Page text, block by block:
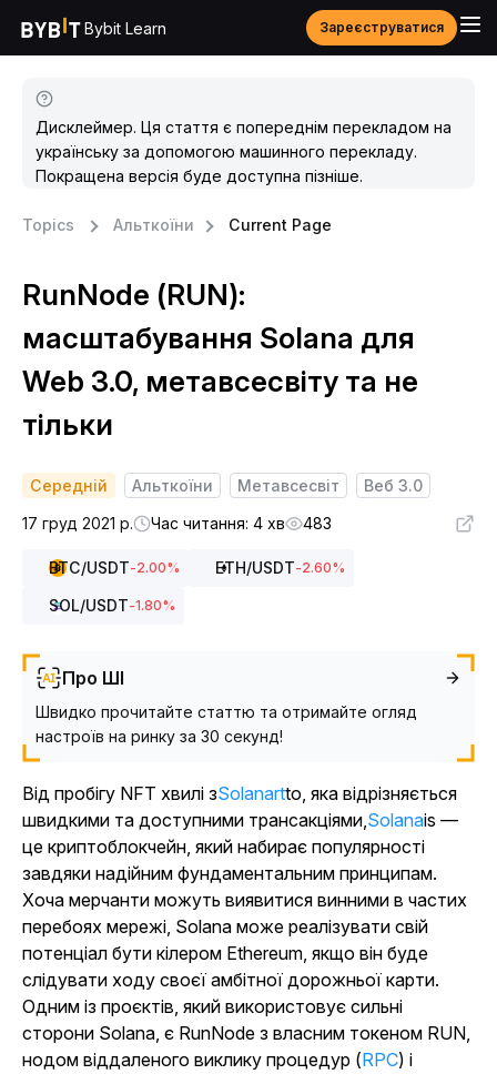
Bybit Learn Зареєструватися
Дисклеймер. Ця стаття є попереднім перекладом на
українську за допомогою машинного перекладу.
Покращена версія буде доступна пізніше.
Topics Альткоїни Current Page
RunNode (RUN):
масштабування Solana для
Web 3.0, метавсесвіту та не
тільки
Середній Альткоїни Метавсесвіт
Веб 3.0
17 груд 2021 р.
Час читання: 4 хв 483
BTC/USDT-2.00% ETH/USDT-2.60%
SOL/USDT-1.80%
Про ШІ
Швидко прочитайте статтю та отримайте огляд
настроїв на ринку за 30 секунд!
Від пробігу NFT хвилі зSolanartto, яка відрізняється
швидкими та доступними трансакціями,Solanais —
це криптоблокчейн, який набирає популярності
завдяки надійним фундаментальним принципам.
Хоча мерчанти можуть виявитися винними в частих
перебоях мережі, Solana може реалізувати свій
потенціал бути кілером Ethereum, якщо він буде
слідувати ходу своєї амбітної дорожньої карти.
Одним із проєктів, який використовує сильні
сторони Solana, є RunNode з власним токеном RUN,
нодом віддаленого виклику процедур (RPC) і